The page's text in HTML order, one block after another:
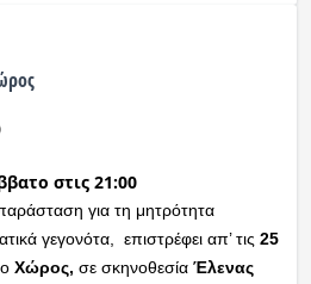
στις 21:00
για τη μητρότητα
γεγονότα, επιστρέφει απ’ τις 25
Χώρος, σε σκηνοθεσία Έλενας